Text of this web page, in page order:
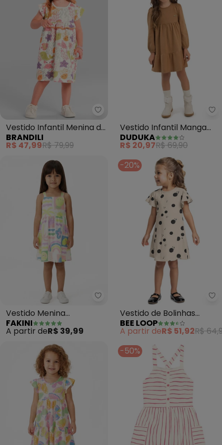
Brandili - Vestido Infantil
Vestido Infantil Menina do
Fundo do Mar (Natural)
BRANDILI
R$ 47,99R$ 79,99
Vestido Infantil Manga
Longa (Bege)
DUDUKA
R$ 20,97R$ 69,90
Fakini - Vestido Menina
Vestido Menina
Estampado (Bege)
FAKINI
A partir deR$ 39,99
-20%
Vestido de Bolinhas
Infantil Cotton Bege
BEE LOOP
A partir deR$ 51,92R$
-50%